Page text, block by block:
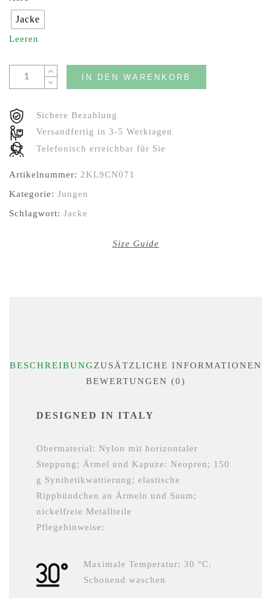
Jacke
Leeren
IN DEN WARENKORB
Sichere Bezahlung
Versandfertig in 3-5 Werktagen
Telefonisch erreichbar für Sie
Artikelnummer: 2KL9CN071
Kategorie: Jungen
Schlagwort: Jacke
Size Guide
BESCHREIBUNGZUSÄTZLICHE INFORMATIONEN
BEWERTUNGEN (0)
DESIGNED IN ITALY
Obermaterial: Nylon mit horizontaler
Steppung; Ärmel und Kapuze: Neopren; 150
g Synthetikwattierung; elastische
Rippbündchen an Ärmeln und Saum;
nickelfreie Metallteile
Pflegehinweise:
Maximale Temperatur: 30 °C.
Schonend waschen